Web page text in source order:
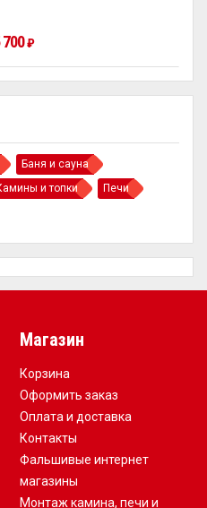
Баня и сауна
и топки
Печи
700₽
Магазин
Корзина
Оформить заказ
Оплата и доставка
Контакты
Фальшивые интернет
магазины
Монтаж камина, печи и